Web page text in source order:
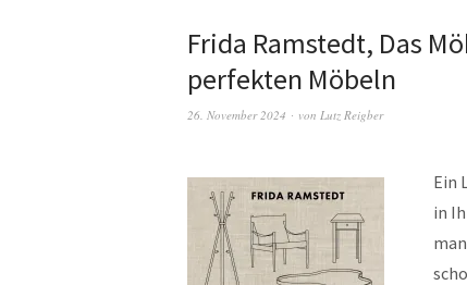
Frida Ramstedt, Das
perfekten Möbeln
26. November 2024 von Lutz Reigber
Ein
in